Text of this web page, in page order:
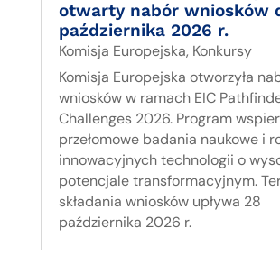
otwarty nabór wniosków
października 2026 r.
Komisja Europejska, Konkursy
Komisja Europejska otworzyła
wniosków w ramach EIC
Challenges 2026. Program
przełomowe badania naukowe i
innowacyjnych technologii o
potencjale transformacyjnym.
składania wniosków upływa 28
października 2026 r.